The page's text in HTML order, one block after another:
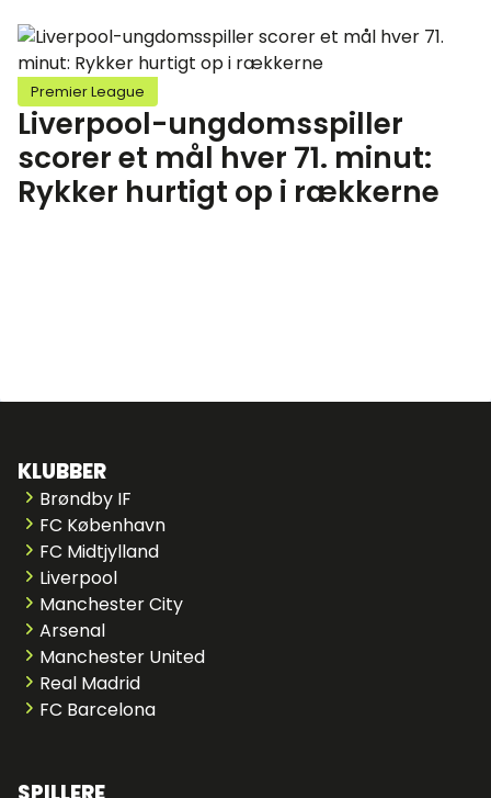
Premier League
Liverpool-ungdomsspiller
scorer et mål hver 71. minut:
Rykker hurtigt op i rækkerne
KLUBBER
Brøndby IF
FC København
FC Midtjylland
Liverpool
Manchester City
Arsenal
Manchester United
Real Madrid
FC Barcelona